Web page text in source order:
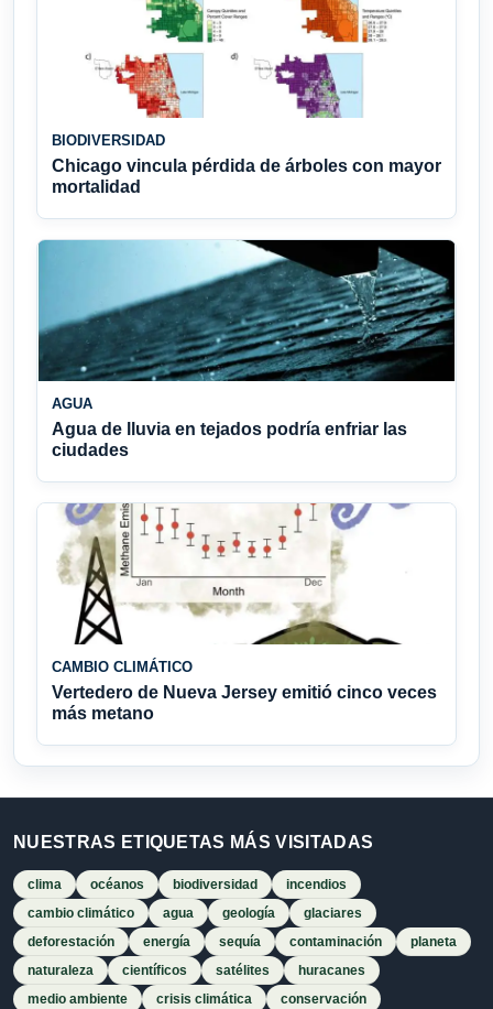
BIODIVERSIDAD
Chicago vincula pérdida de árboles con mayor
mortalidad
AGUA
Agua de lluvia en tejados podría enfriar las
ciudades
CAMBIO CLIMÁTICO
Vertedero de Nueva Jersey emitió cinco veces
más metano
NUESTRAS ETIQUETAS MÁS VISITADAS
clima océanos biodiversidad
incendios
cambio climático
agua geología
glaciares
deforestación
energía sequía contaminación
planeta
naturaleza
científicos satélites
huracanes
medio ambiente
crisis climática
conservación